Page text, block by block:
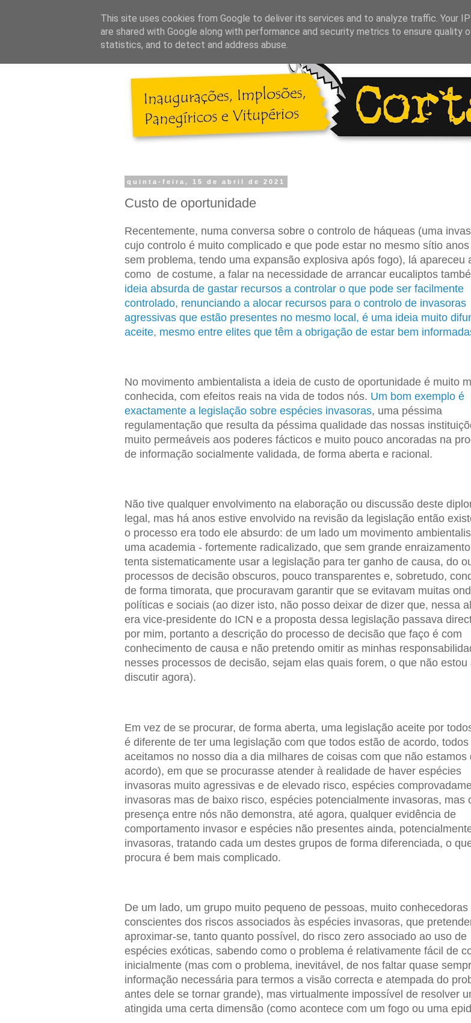
quinta-feira, 15 de abril de 2021
Custo de oportunidade
Recentemente, numa conversa sobre o controlo de háqueas (uma
cujo controlo é muito complicado e que pode estar no mesmo sítio
sem problema, tendo uma expansão explosiva após fogo), lá apareceu
como de costume, a falar na necessidade de arrancar eucaliptos
ideia absurda de gastar recursos a controlar o que pode ser facilmente
controlado, renunciando a alocar recursos para o controlo de invasoras
agressivas que estão presentes no mesmo local, é uma ideia muito
aceite, mesmo entre elites que têm a obrigação de estar bem
No movimento ambientalista a ideia de custo de oportunidade é muito
conhecida, com efeitos reais na vida de todos nós. Um bom exemplo é
exactamente a legislação sobre espécies invasoras, uma péssima
regulamentação que resulta da péssima qualidade das nossas
muito permeáveis aos poderes fácticos e muito pouco ancoradas na
de informação socialmente validada, de forma aberta e racional.
Não tive qualquer envolvimento na elaboração ou discussão deste
legal, mas há anos estive envolvido na revisão da legislação então
o processo era todo ele absurdo: de um lado um movimento
uma academia - fortemente radicalizado, que sem grande enraizamento
tenta sistematicamente usar a legislação para ter ganho de causa, do
processos de decisão obscuros, pouco transparentes e, sobretudo,
de forma timorata, que procuravam garantir que se evitavam muitas
políticas e sociais (ao dizer isto, não posso deixar de dizer que, nessa
era vice-presidente do ICN e a proposta dessa legislação passava
por mim, portanto a descrição do processo de decisão que faço é com
conhecimento de causa e não pretendo omitir as minhas
nesses processos de decisão, sejam elas quais forem, o que não estou
discutir agora).
Em vez de se procurar, de forma aberta, uma legislação aceite por
é diferente de ter uma legislação com que todos estão de acordo, todos
aceitamos no nosso dia a dia milhares de coisas com que não estamos
acordo), em que se procurasse atender à realidade de haver espécies
invasoras muito agressivas e de elevado risco, espécies
invasoras mas de baixo risco, espécies potencialmente invasoras, mas
presença entre nós não demonstra, até agora, qualquer evidência de
comportamento invasor e espécies não presentes ainda,
invasoras, tratando cada um destes grupos de forma diferenciada, o
procura é bem mais complicado.
De um lado, um grupo muito pequeno de pessoas, muito conhecedoras
conscientes dos riscos associados às espécies invasoras, que
aproximar-se, tanto quanto possível, do risco zero associado ao uso de
espécies exóticas, sabendo como o problema é relativamente fácil de
inicialmente (mas com o problema, inevitável, de nos faltar quase
informação necessária para termos a visão correcta e atempada do
antes dele se tornar grande), mas virtualmente impossível de resolver
atingida uma certa dimensão (como acontece com um fogo ou uma
This site uses cookies from Google to deliver its services and to analyze traffic. Your
are shared with Google along with performance and security metrics to ensure quality
statistics, and to detect and address abuse.